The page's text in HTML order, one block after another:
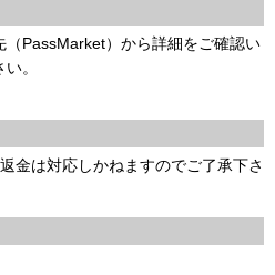
PassMarket）から詳細をご確認い
。
金は対応しかねますのでご了承下さ